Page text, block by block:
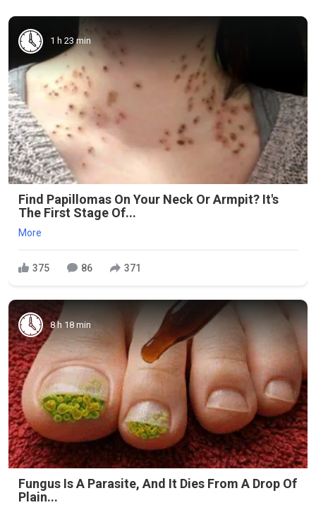
1 h 23 min
Find Papillomas On Your Neck Or Armpit? It's
The First Stage Of...
More
375 86 371
8 h 18 min
Fungus Is A Parasite, And It Dies From A Drop Of
Plain...